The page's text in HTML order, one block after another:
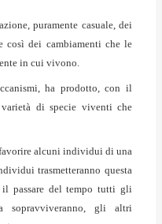
puramente casuale, dei
così dei cambiamenti che le
in cui vivono.
ha prodotto, con il
di specie viventi che
alcuni individui di una
trasmetteranno questa
passare del tempo tutti gli
sopravviveranno, gli altri